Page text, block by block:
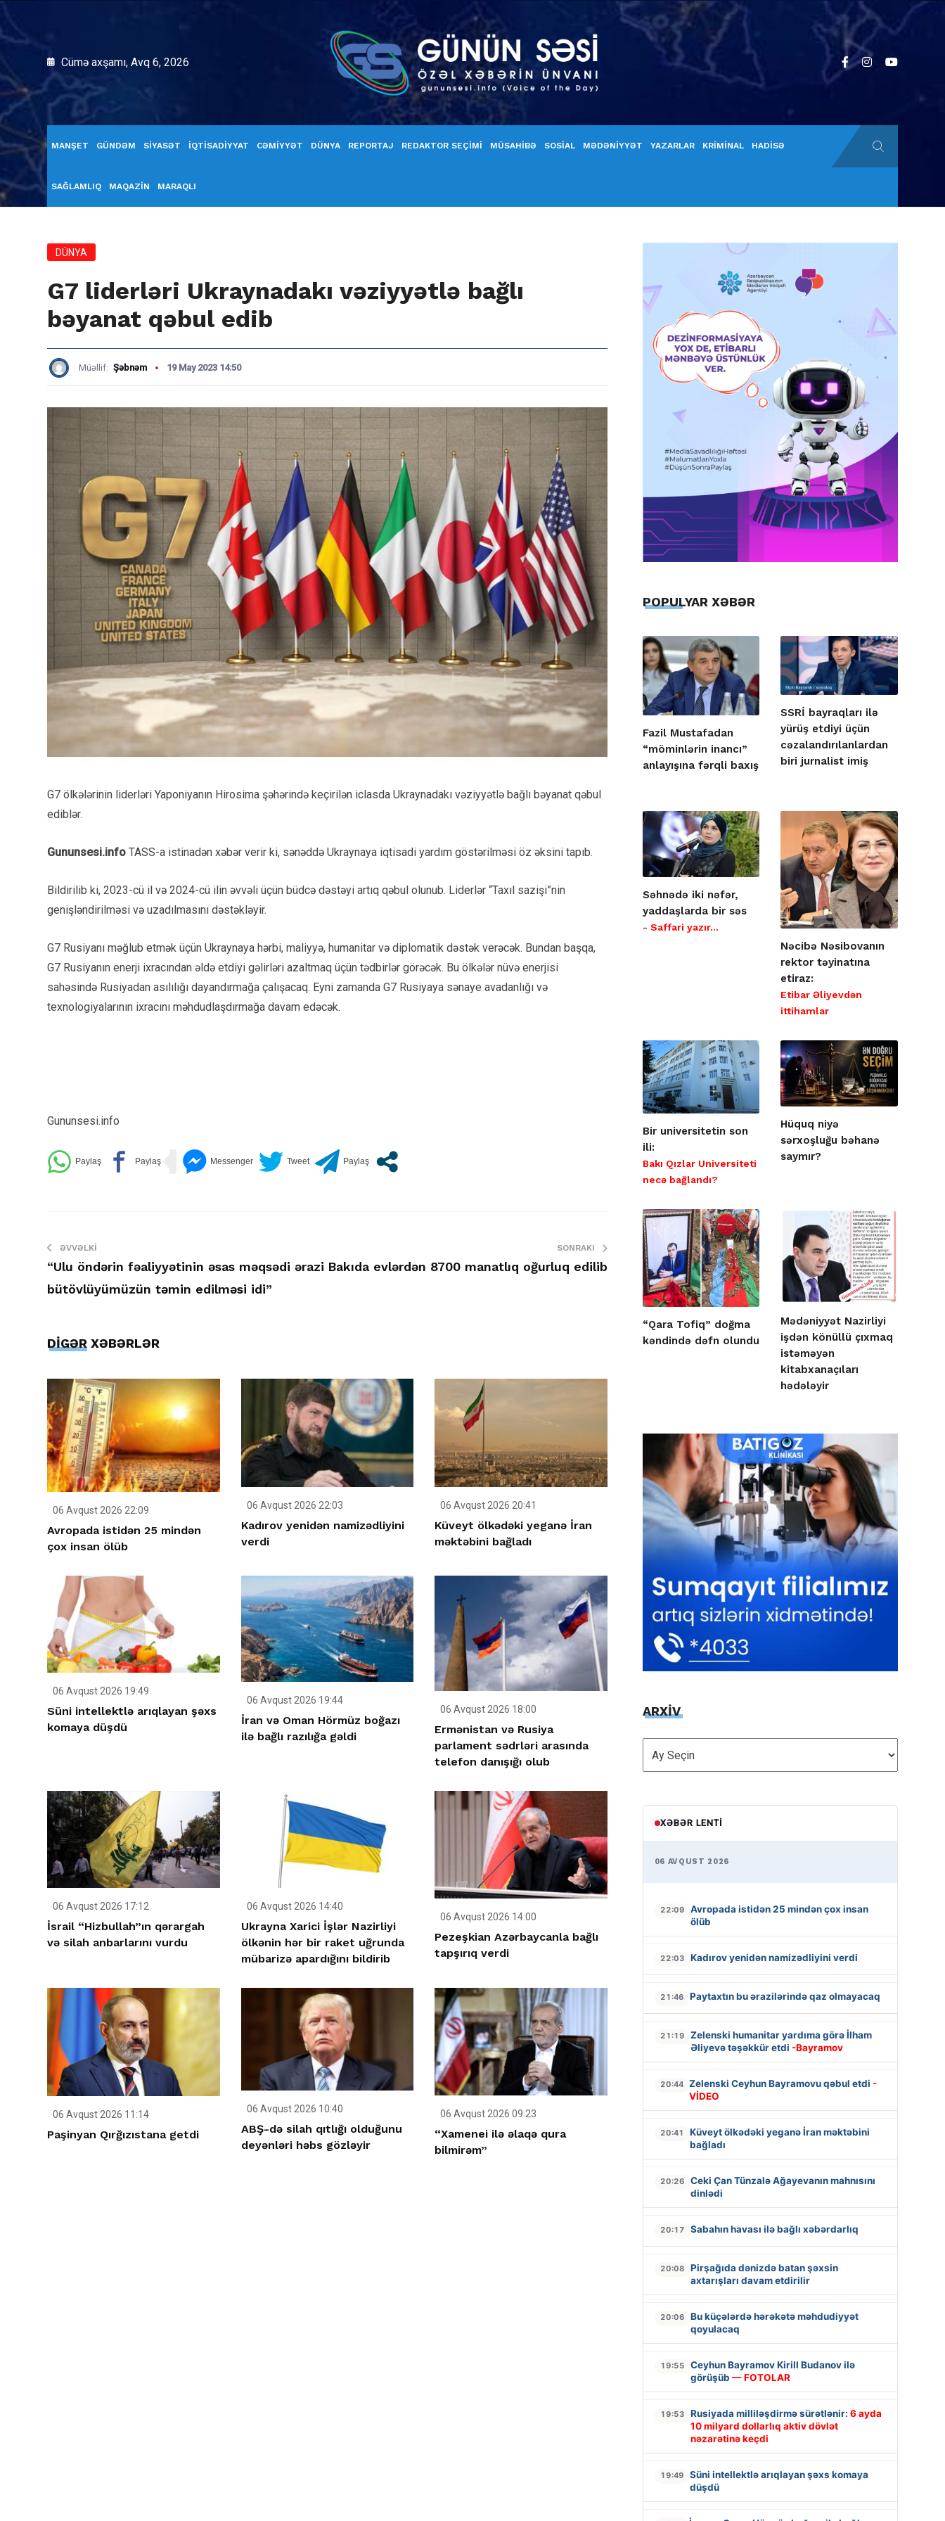
Cümə axşamı, Avq 6, 2026
MANŞET GÜNDƏM SİYASƏT İQTİSADİYYAT CƏMİYYƏT DÜNYA REPORTAJ REDAKTOR SEÇİMİ MÜSAHİBƏ SOSİAL MƏDƏNİYYƏT YAZARLAR KRİMİNAL HADİSƏ
SAĞLAMLIQ MAQAZİN MARAQLI
DÜNYA
G7 liderləri Ukraynadakı vəziyyətlə bağlı
bəyanat qəbul edib
Müəllif: Şəbnəm 19 May 2023 14:50
G7 ölkələrinin liderləri Yaponiyanın Hirosima şəhərində keçirilən iclasda Ukraynadakı vəziyyətlə bağlı bəyanat qəbul
ediblər.
Gununsesi.info TASS-a istinadən xəbər verir ki, sənəddə Ukraynaya iqtisadi yardım göstərilməsi öz əksini tapıb.
Bildirilib ki, 2023-cü il və 2024-cü ilin əvvəli üçün büdcə dəstəyi artıq qəbul olunub. Liderlər “Taxıl sazişi”nin
genişləndirilməsi və uzadılmasını dəstəkləyir.
G7 Rusiyanı məğlub etmək üçün Ukraynaya hərbi, maliyyə, humanitar və diplomatik dəstək verəcək. Bundan başqa,
G7 Rusiyanın enerji ixracından əldə etdiyi gəlirləri azaltmaq üçün tədbirlər görəcək. Bu ölkələr nüvə enerjisi
sahəsində Rusiyadan asılılığı dayandırmağa çalışacaq. Eyni zamanda G7 Rusiyaya sənaye avadanlığı və
texnologiyalarının ixracını məhdudlaşdırmağa davam edəcək.
Gununsesi.info
ƏVVƏLKI
“Ulu öndərin fəaliyyətinin əsas məqsədi ərazi
bütövlüyümüzün təmin edilməsi idi”
SONRAKI
Bakıda evlərdən 8700 manatlıq oğurluq edilib
DİGƏR XƏBƏRLƏR
06 Avqust 2026 22:09
Avropada istidən 25 mindən
çox insan ölüb
06 Avqust 2026 22:03
Kadırov yenidən namizədliyini
verdi
06 Avqust 2026 20:41
Küveyt ölkədəki yeganə İran
məktəbini bağladı
06 Avqust 2026 19:49
Süni intellektlə arıqlayan şəxs
komaya düşdü
06 Avqust 2026 19:44
İran və Oman Hörmüz boğazı
ilə bağlı razılığa gəldi
06 Avqust 2026 18:00
Ermənistan və Rusiya
parlament sədrləri arasında
telefon danışığı olub
06 Avqust 2026 17:12
İsrail “Hizbullah”ın qərargah
və silah anbarlarını vurdu
06 Avqust 2026 14:40
Ukrayna Xarici İşlər Nazirliyi
ölkənin hər bir raket uğrunda
mübarizə apardığını bildirib
06 Avqust 2026 14:00
Pezeşkian Azərbaycanla bağlı
tapşırıq verdi
06 Avqust 2026 11:14
Paşinyan Qırğızıstana getdi
06 Avqust 2026 10:40
ABŞ-də silah qıtlığı olduğunu
deyənləri həbs gözləyir
06 Avqust 2026 09:23
“Xamenei ilə əlaqə qura
bilmirəm”
POPULYAR XƏBƏR
Fazil Mustafadan
“möminlərin inancı”
anlayışına fərqli baxış
SSRİ bayraqları ilə
yürüş etdiyi üçün
cəzalandırılanlardan
biri jurnalist imiş
Səhnədə iki nəfər,
yaddaşlarda bir səs
- Saffari yazır…
Nəcibə Nəsibovanın
rektor təyinatına
etiraz:
Etibar Əliyevdən
ittihamlar
Bir universitetin son
ili:
Bakı Qızlar Universiteti
necə bağlandı?
Hüquq niyə
sərxoşluğu bəhanə
saymır?
“Qara Tofiq” doğma
kəndində dəfn olundu
Mədəniyyət Nazirliyi
işdən könüllü çıxmaq
istəməyən
kitabxanaçıları
hədələyir
ARXİV
ARXİV
XƏBƏR LENTI
06 AVQUST 2026
22:09
Avropada istidən 25 mindən çox insan
ölüb
22:03 Kadırov yenidən namizədliyini verdi
21:46 Paytaxtın bu ərazilərində qaz olmayacaq
21:19
Zelenski humanitar yardıma görə İlham
Əliyevə təşəkkür etdi -Bayramov
20:44 Zelenski Ceyhun Bayramovu qəbul etdi -
VİDEO
20:41
Küveyt ölkədəki yeganə İran məktəbini
bağladı
20:26
Ceki Çan Tünzalə Ağayevanın mahnısını
dinlədi
20:17 Sabahın havası ilə bağlı xəbərdarlıq
20:08
Pirşağıda dənizdə batan şəxsin
axtarışları davam etdirilir
20:06
Bu küçələrdə hərəkətə məhdudiyyət
qoyulacaq
19:55
Ceyhun Bayramov Kirill Budanov ilə
görüşüb — FOTOLAR
19:53 Rusiyada milliləşdirmə sürətlənir: 6 ayda
10 milyard dollarlıq aktiv dövlət
nəzarətinə keçdi
19:49
Süni intellektlə arıqlayan şəxs komaya
düşdü